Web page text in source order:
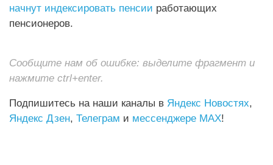
начнут индексировать пенсии работающих
пенсионеров.
Сообщите нам об ошибке: выделите фрагмент и
нажмите ctrl+enter.
Подпишитесь на наши каналы в Яндекс Новостях,
Яндекс Дзен, Телеграм и мессенджере MAX!